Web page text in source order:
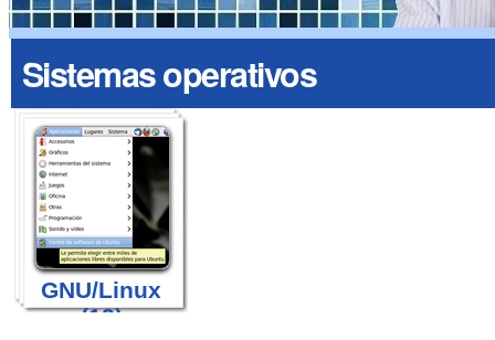
Sistemas operativos
GNU/Linux
(12)